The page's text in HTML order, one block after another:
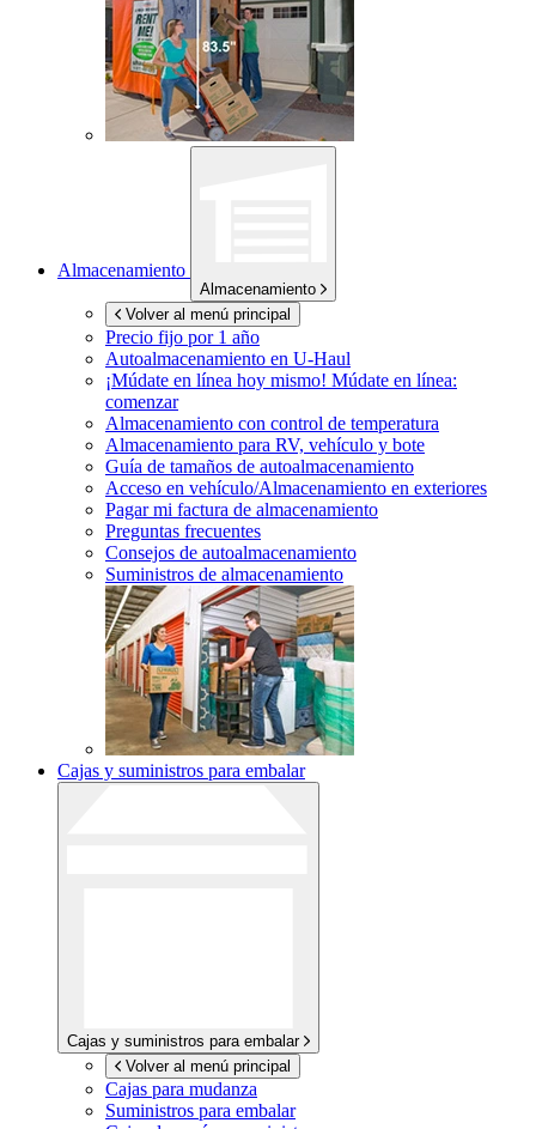
Almacenamiento
Almacenamiento
Volver al menú principal
Precio fijo por 1 año
Autoalmacenamiento en U-Haul
¡Múdate en línea hoy mismo! Múdate en línea:
comenzar
Almacenamiento con control de temperatura
Almacenamiento para RV, vehículo y bote
Guía de tamaños de autoalmacenamiento
Acceso en vehículo/Almacenamiento en exteriores
Pagar mi factura de almacenamiento
Preguntas frecuentes
Consejos de autoalmacenamiento
Suministros de almacenamiento
Cajas y suministros para embalar
Cajas y suministros para embalar
Volver al menú principal
Cajas para mudanza
Suministros para embalar